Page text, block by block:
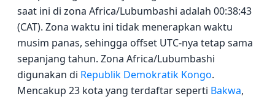
saat ini di zona Africa/Lubumbashi adalah 00:38:43
(CAT). Zona waktu ini tidak menerapkan waktu
musim panas, sehingga offset UTC-nya tetap sama
sepanjang tahun. Zona Africa/Lubumbashi
digunakan di Republik Demokratik Kongo.
Mencakup 23 kota yang terdaftar seperti Bakwa,